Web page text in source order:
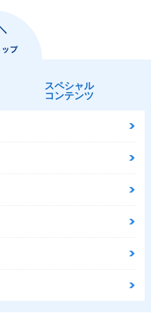
スペシャル
コンテンツ